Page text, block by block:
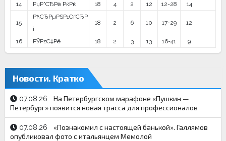
14
РџР°СЂРё РќРќ 18 4 2 12 12-28 14
15
РћСЂРµРЅР±СѓСЂР
і
18 2 6 10 17-29 12
16 РЎРѕС‡Рё 18 2 3 13 16-41 9
Новости. Кратко
07.08.26
На Петербургском марафоне «Пушкин —
Петербург» появится новая трасса для профессионалов
07.08.26
«Познакомил с настоящей банькой». Галлямов
опубликовал фото с итальянцем Мемолой